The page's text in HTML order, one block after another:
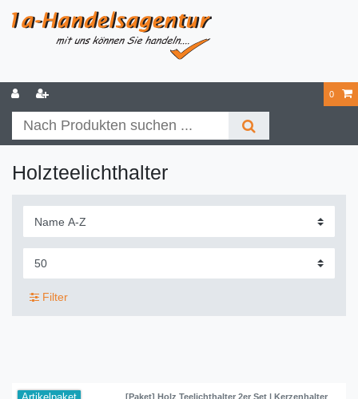
0
Holzteelichthalter
Filter
[Paket] Holz Teelichthalter 2er Set | Kerzenhalter